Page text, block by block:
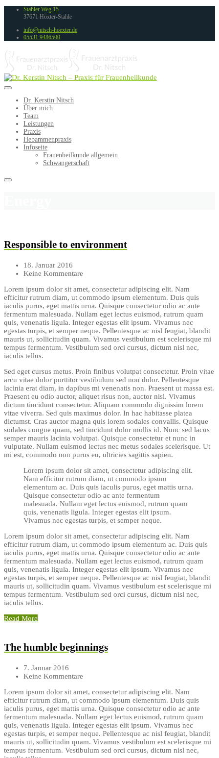
Stahler Weg 15
37671 Höxter-Stahle
info@nitsch-hoexter.de
05531 9486500
Dr. Kerstin Nitsch
Über mich
Team
Leistungen
Praxis
Hebammenpraxis
Infoseite
Frauenheilkunde allgemein
Schwangerschaft
Responsible to environment
18. Januar 2016
Keine Kommentare
Lorem ipsum dolor sit amet, consectetur adipiscing elit. Nam
efficitur rutrum diam, ut commodo ipsum elementum. Duis quis
iaculis purus, eget mattis urna. Quisque consectetur odio ac ante
fermentum malesuada. Nullam eget lectus euismod, rutrum quam
quis, venenatis ligula. Integer egestas elit ipsum. Vivamus nec
egestas turpis, et semper neque. Pellentesque ac nisl feugiat, blandit
mauris ut, sollicitudin quam. Vivamus vestibulum est scelerisque mi
tempus fermentum. Vestibulum sed orci cursus, dictum nisl nec,
iaculis tellus.
Sed eget cursus metus. Proin finibus volutpat consectetur. Proin vitae
arcu vitae dolor porttitor vestibulum sed non dolor. Pellentesque
lacinia erat diam, in dapibus mi venenatis non. Praesent ut massa est.
Praesent eu odio auctor, aliquet risus non, auctor nisl. Vivamus
dictum tincidunt consectetur. Aliquam commodo dignissim lorem
vitae viverra. Sed quis maximus dolor. In hac habitasse platea
dictumst. Cras auctor magna quis lorem sodales convallis. Quisque
sodales congue quam, sed tincidunt dolor mollis id. Nunc sed lacus
semper mauris lacinia volutpat. Quisque consectetur et nunc in
vulputate. Nullam euismod lectus nec metus sodales scelerisque. Ut
mi est, commodo non purus eu, ultricies sagittis sapien.
Lorem ipsum dolor sit amet, consectetur adipiscing elit.
Nam efficitur rutrum diam, ut commodo ipsum
elementum ac. Duis quis iaculis purus, eget mattis urna.
Quisque consectetur odio ac ante fermentum
malesuada. Nullam eget lectus euismod, rutrum quam
quis, venenatis ligula. Integer egestas elit ipsum.
Vivamus nec egestas turpis, et semper neque.
Lorem ipsum dolor sit amet, consectetur adipiscing elit. Nam
efficitur rutrum diam, ut commodo ipsum elementum ac. Duis quis
iaculis purus, eget mattis urna. Quisque consectetur odio ac ante
fermentum malesuada. Nullam eget lectus euismod, rutrum quam
quis, venenatis ligula. Integer egestas elit ipsum. Vivamus nec
egestas turpis, et semper neque. Pellentesque ac nisl feugiat, blandit
mauris ut, sollicitudin quam. Vivamus vestibulum est scelerisque mi
tempus fermentum. Vestibulum sed orci cursus, dictum nisl nec,
iaculis tellus.
Read More
The humble beginnings
7. Januar 2016
Keine Kommentare
Lorem ipsum dolor sit amet, consectetur adipiscing elit. Nam
efficitur rutrum diam, ut commodo ipsum elementum. Duis quis
iaculis purus, eget mattis urna. Quisque consectetur odio ac ante
fermentum malesuada. Nullam eget lectus euismod, rutrum quam
quis, venenatis ligula. Integer egestas elit ipsum. Vivamus nec
egestas turpis, et semper neque. Pellentesque ac nisl feugiat, blandit
mauris ut, sollicitudin quam. Vivamus vestibulum est scelerisque mi
tempus fermentum. Vestibulum sed orci cursus, dictum nisl nec,